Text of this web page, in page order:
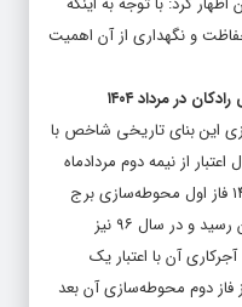
و نگهداری از آن اهمیت
در مرداد ۱۴۰۴
این بنای تاریخی شاخص با
۶ میلیارد ریال اعتبار از نیمه دوم مردادماه
سال جاری آغاز شد؛ ضمن اینکه سال ۱۴۰۳ فاز اول محوطه‌سازی برج
رادکان در شهریور شروع و در مهر به پایان رسید و در سال ۹۶ نیز
آن با اعتبار یک
فاز دوم محوطه‌سازی آن بعد